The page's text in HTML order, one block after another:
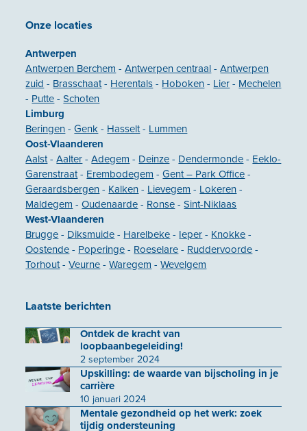
Onze locaties
Antwerpen
Antwerpen Berchem -Antwerpen centraal -Antwerpen
zuid - Brasschaat- Herentals - Hoboken - Lier - Mechelen
- Putte -Schoten
Limburg
Beringen -Genk - Hasselt- Lummen
Oost-Vlaanderen
Aalst-Aalter -Adegem - Deinze - Dendermonde - Eeklo-
Garenstraat- Erembodegem -Gent – Park Office -
Geraardsbergen - Kalken - Lievegem - Lokeren -
Maldegem -Oudenaarde - Ronse -Sint-Niklaas
West-Vlaanderen
Brugge - Diksmuide - Harelbeke - Ieper - Knokke -
Oostende - Poperinge - Roeselare - Ruddervoorde -
Torhout-Veurne -Waregem -Wevelgem
Laatste berichten
Ontdek de kracht van
loopbaanbegeleiding!
2 september 2024
Upskilling: de waarde van bijscholing in je
carrière
10 januari 2024
Mentale gezondheid op het werk: zoek
tijdig ondersteuning